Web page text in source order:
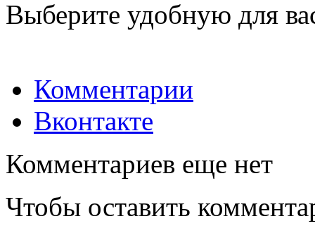
Выберите удобную для
Комментарии
Вконтакте
Комментариев еще нет
Чтобы оставить